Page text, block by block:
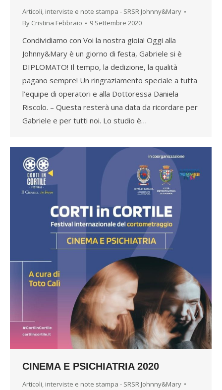
Articoli, interviste e note stampa - SRSR Johnny&Mary
By Cristina Febbraio 9 Settembre 2020
Condividiamo con Voi la nostra gioia! Oggi alla
Johnny&Mary è un giorno di festa, Gabriele si è
DIPLOMATO! Il tempo, la dedizione, la qualità
pagano sempre! Un ringraziamento speciale a tutta
l’equipe di operatori e alla Dottoressa Daniela
Riscolo. – Questa resterà una data da ricordare per
Gabriele e per tutti noi. Lo studio è…
CINEMA E PSICHIATRIA 2020
Articoli, interviste e note stampa - SRSR Johnny&Mary